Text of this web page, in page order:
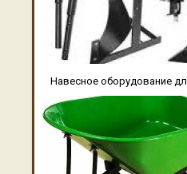
Навесное оборудование